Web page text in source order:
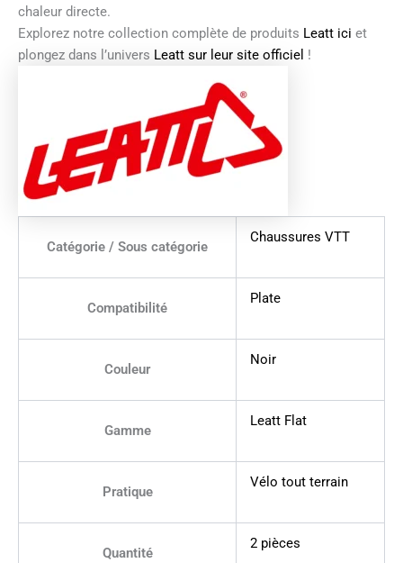
chaleur directe.
Explorez notre collection complète de produits Leatt ici et
plongez dans l’univers Leatt sur leur site officiel !
Catégorie / Sous catégorie
Chaussures VTT
Compatibilité
Plate
Couleur
Noir
Gamme
Leatt Flat
Pratique
Vélo tout terrain
Quantité
2 pièces